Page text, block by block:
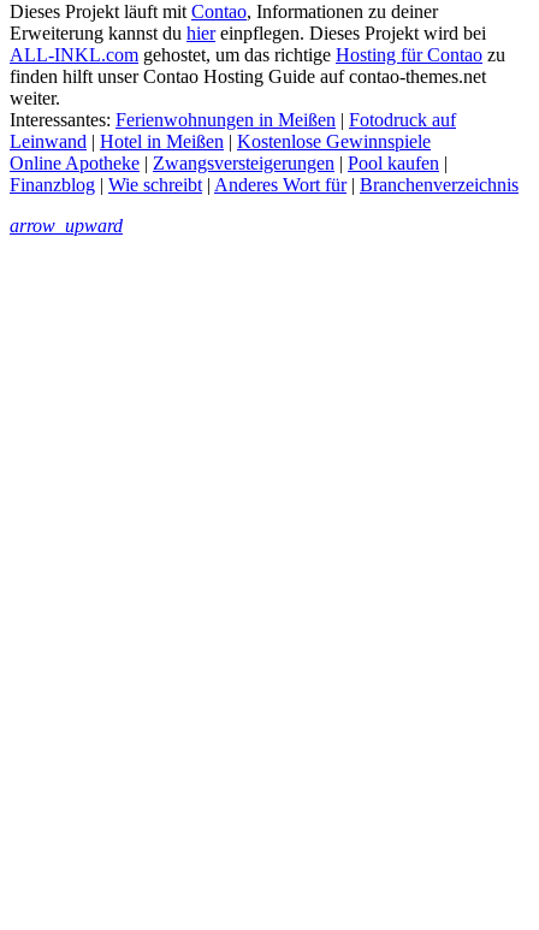
Dieses Projekt läuft mit Contao, Informationen zu deiner
Erweiterung kannst du hiereinpflegen. Dieses Projekt wird bei
ALL-INKL.com gehostet, um das richtige Hosting für Contao zu
finden hilft unser Contao Hosting Guide auf contao-themes.net
weiter.
Interessantes: Ferienwohnungen in Meißen | Fotodruck auf
Leinwand | Hotel in Meißen | Kostenlose Gewinnspiele
Online Apotheke | Zwangsversteigerungen | Pool kaufen |
Finanzblog | Wie schreibt | Anderes Wort für| Branchenverzeichnis
arrow_upward